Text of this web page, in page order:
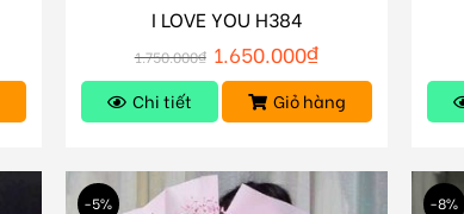
I LOVE YOU H384
1.750.000₫ 1.650.000₫
Chi tiết Giỏ hàng
-5% -8%